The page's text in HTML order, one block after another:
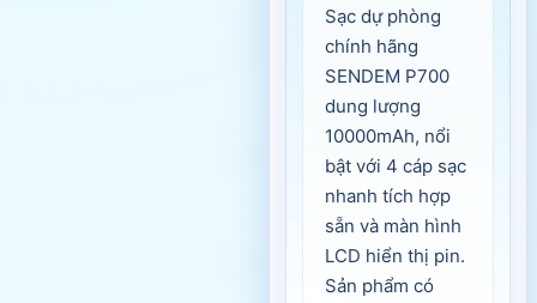
Sạc dự phòng
chính hãng
SENDEM P700
dung lượng
10000mAh, nổi
bật với 4 cáp sạc
nhanh tích hợp
sẵn và màn hình
LCD hiển thị pin.
Sản phẩm có